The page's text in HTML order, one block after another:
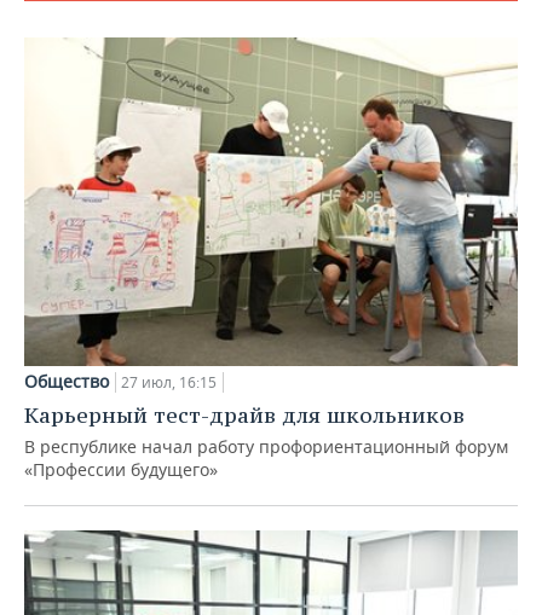
Общество 27 июл, 16:15
Карьерный тест-драйв для школьников
В республике начал работу профориентационный форум
«Профессии будущего»